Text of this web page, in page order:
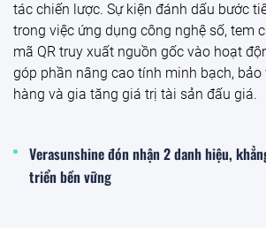
tác chiến lược. Sự kiện đánh dấu bước
trong việc ứng dụng công nghệ số, tem
mã QR truy xuất nguồn gốc vào hoạt
góp phần nâng cao tính minh bạch, bảo
hàng và gia tăng giá trị tài sản đấu giá.
Verasunshine đón nhận 2 danh hiệu,
triển bền vững